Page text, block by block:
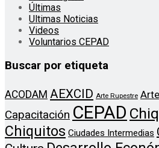
Últimas
Ultimas Noticias
Videos
Voluntarios CEPAD
Buscar por etiqueta
ACODAM AEXCID Arte Rupestre
Capacitación CEPAD
Chiquitos Ciudades Intermedias